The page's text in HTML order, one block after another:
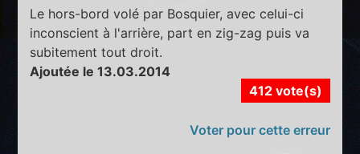
Le hors-bord volé par Bosquier, avec celui-ci
inconscient à l'arrière, part en zig-zag puis va
subitement tout droit.
Ajoutée le 13.03.2014
412 vote(s)
Voter pour cette erreur